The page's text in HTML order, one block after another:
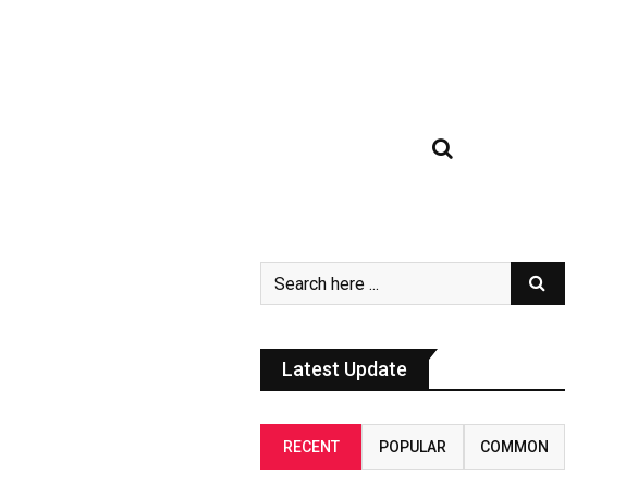
Latest Update
RECENT POPULAR COMMON